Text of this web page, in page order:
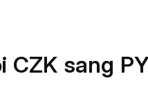
CZK sang